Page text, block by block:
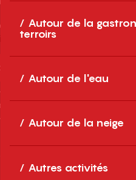
Autour de la
terroirs
Autour de l'eau
Autour de la neige
Autres activités
Pyrénées
Cedex
newsletter
Europe